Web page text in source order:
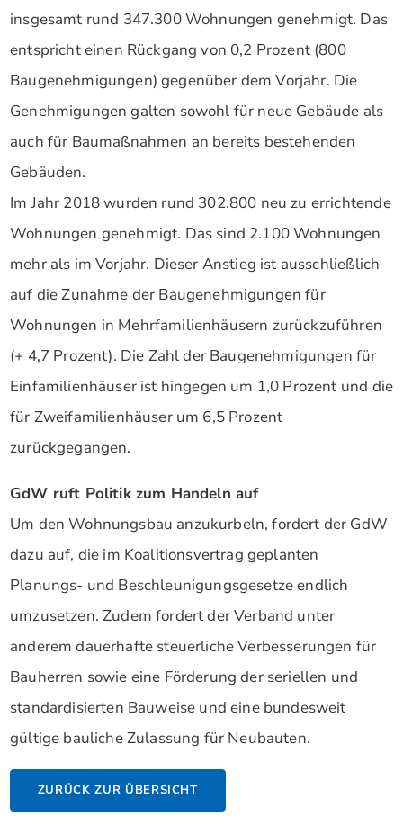
insgesamt rund 347.300 Wohnungen genehmigt. Das
entspricht einen Rückgang von 0,2 Prozent (800
Baugenehmigungen) gegenüber dem Vorjahr. Die
Genehmigungen galten sowohl für neue Gebäude als
auch für Baumaßnahmen an bereits bestehenden
Gebäuden.
Im Jahr 2018 wurden rund 302.800 neu zu errichtende
Wohnungen genehmigt. Das sind 2.100 Wohnungen
mehr als im Vorjahr. Dieser Anstieg ist ausschließlich
auf die Zunahme der Baugenehmigungen für
Wohnungen in Mehrfamilienhäusern zurückzuführen
(+ 4,7 Prozent). Die Zahl der Baugenehmigungen für
Einfamilienhäuser ist hingegen um 1,0 Prozent und die
für Zweifamilienhäuser um 6,5 Prozent
zurückgegangen.
GdW ruft Politik zum Handeln auf
Um den Wohnungsbau anzukurbeln, fordert der GdW
dazu auf, die im Koalitionsvertrag geplanten
Planungs- und Beschleunigungsgesetze endlich
umzusetzen. Zudem fordert der Verband unter
anderem dauerhafte steuerliche Verbesserungen für
Bauherren sowie eine Förderung der seriellen und
standardisierten Bauweise und eine bundesweit
gültige bauliche Zulassung für Neubauten.
ZURÜCK ZUR ÜBERSICHT